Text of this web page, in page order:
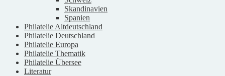
Skandinavien
Spanien
Philatelie Altdeutschland
Philatelie Deutschland
Philatelie Europa
Philatelie Thematik
Philatelie Übersee
Literatur